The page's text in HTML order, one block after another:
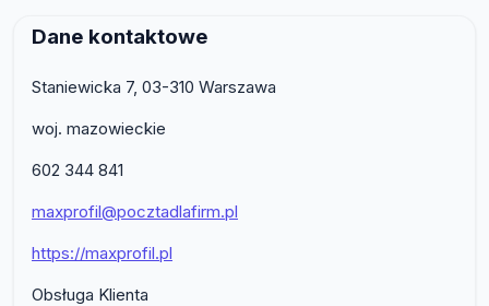
Dane kontaktowe
Staniewicka 7, 03-310 Warszawa
woj. mazowieckie
602 344 841
maxprofil@pocztadlafirm.pl
https://maxprofil.pl
Obsługa Klienta